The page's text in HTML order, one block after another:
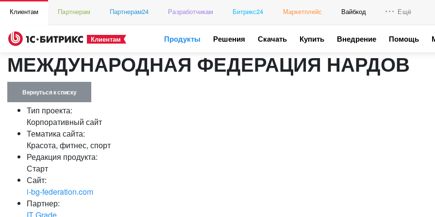
Клиентам Партнерам Партнерам24 Разработчикам Битрикс24 Маркетплейс Вайбкод Ещё
Промо для
Клиентам Продукты Решения Скачать Купить Внедрение Помощь
МЕЖДУНАРОДНАЯ ФЕДЕРАЦИЯ НАРДОВ
Вернуться к списку
Тип проекта:
Корпоративный сайт
Тематика сайта:
Красота, фитнес, спорт
Редакция продукта:
Старт
Сайт:
i-bg-federation.com
Партнер: